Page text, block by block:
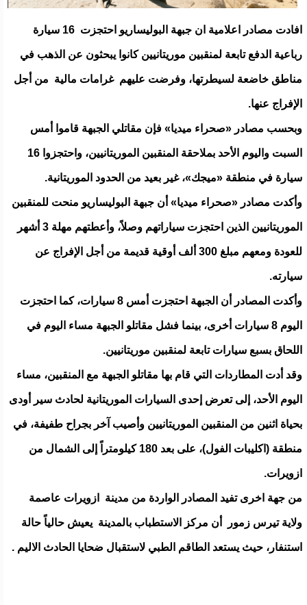
افادت مصادر اعلامية ان جبهة البوليساريو احتجزت 16 سيارة
رباعية الدفع تابعة لمنقبين موريتانيين كانوا يبحثون عن الذهب في
مناطق خاضعة لسيطرتها، وفرضت عليهم غرامات مالية من أجل
الإفراج عنها.
وبحسب مصادر «صحراء ميديا» فإن مقاتلي الجبهة قاموا أمس
السبت واليوم الأحد بملاحقة المنقبين الموريتانيين، واحتجزوا 16
سيارة في منطقة «ميجك»، غير بعيد من الحدود الموريتانية.
وأكدت مصادر «صحراء ميديا» أن جبهة البوليساريو منحت للمنقبين
الموريتانيين الذين احتجزت سياراتهم وصلاً، وأعطتهم مهلة 3 أشهر
للعودة ومعهم مبلغ 300 ألف أوقية قديمة من أجل الإفراج عن
سيارته.
وأكدت المصادر أن الجبهة احتجزت أمس 8 سيارات، كما احتجزت
اليوم 8 سيارات أخرى، بينما فشل مقاتلو الجبهة مساء اليوم في
اللحاق بسبع سيارات تابعة لمنقبين موريتانيين.
وقد أدت المطاردات التي قام بها مقاتلو الجبهة مع المنقبين، مساء
اليوم الأحد، إلى تعرض إحدى السيارات الموريتانية لحادث سير أودى
بحياة اثنين من المنقبين الموريتانيين وأصيب آخر بجراح طفيفة، في
منطقة (اكليبات الفول)، على بعد 180 كيلومتراً إلى الشمال من
ازويرات.
من جهة اخرى تفيد المصادر الواردة من مدينة ازويرات عاصمة
ولاية تيرس زمور أن مركز الاستطباب بالمدينة يعيش حالياً حالة
استنفار، حيث يستعد الطاقم الطبي لاستقبال ضحايا الحادث الاليم .